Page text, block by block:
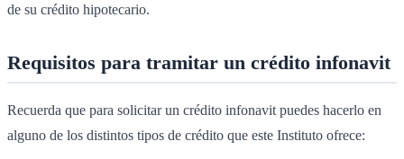
de su crédito hipotecario.
Requisitos para tramitar un crédito infonavit
Recuerda que para solicitar un crédito infonavit puedes hacerlo en
alguno de los distintos tipos de crédito que este Instituto ofrece: